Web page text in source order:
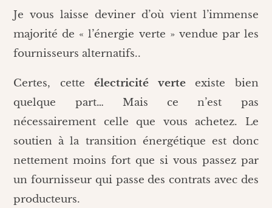
Je vous laisse deviner d’où vient l’immense
majorité de « l’énergie verte » vendue par les
fournisseurs alternatifs..
Certes, cetteélectricité verteexiste bien
quelque part… Mais ce n’est pas
nécessairement celle que vous achetez. Le
soutien à la transition énergétique est donc
nettement moins fort que si vous passez par
un fournisseur qui passe des contrats avec des
producteurs.